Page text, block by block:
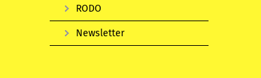
RODO
Newsletter